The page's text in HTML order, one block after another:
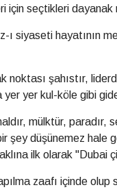
için seçtikleri
siyaseti hayatının
noktası şahıstır,
yer kul-köle gibi
mülktür,
şey düşünemez hale
ilk olarak "Dubai
zaafı içinde